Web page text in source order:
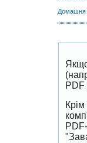
Домашня
PDF